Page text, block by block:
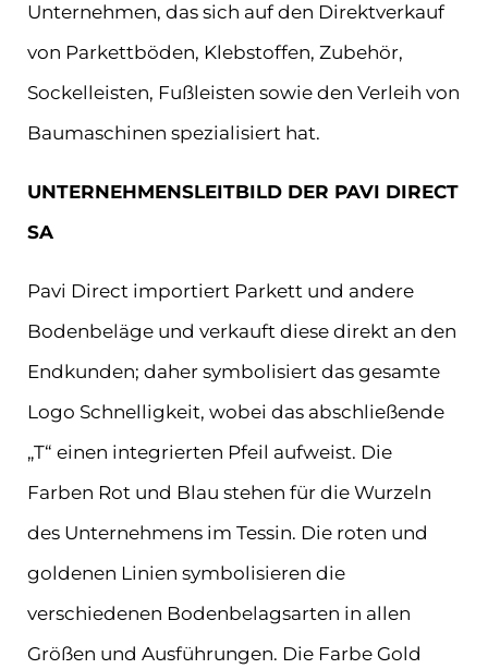
Unternehmen, das sich auf den Direktverkauf
von Parkettböden, Klebstoffen, Zubehör,
Sockelleisten, Fußleisten sowie den Verleih von
Baumaschinen spezialisiert hat.
UNTERNEHMENSLEITBILD DER PAVI DIRECT
SA
Pavi Direct importiert Parkett und andere
Bodenbeläge und verkauft diese direkt an den
Endkunden; daher symbolisiert das gesamte
Logo Schnelligkeit, wobei das abschließende
„T“ einen integrierten Pfeil aufweist. Die
Farben Rot und Blau stehen für die Wurzeln
des Unternehmens im Tessin. Die roten und
goldenen Linien symbolisieren die
verschiedenen Bodenbelagsarten in allen
Größen und Ausführungen. Die Farbe Gold